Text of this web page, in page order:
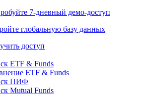
7-дневный демо-доступ
глобальную базу данных
доступ
ETF & Funds
ETF & Funds
ПИФ
Mutual Funds